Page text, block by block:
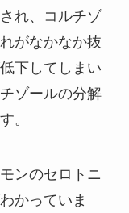
れ、コルチゾ
がなかなか抜
下してしまい
ゾールの分解
。
ンのセロトニ
かっていま